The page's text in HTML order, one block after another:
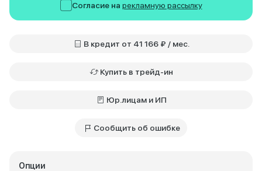
Опции
Согласие на рекламную рассылку
В кредит от 41 166 ₽ / мес.
Купить в трейд-ин
Юр.лицам и ИП
Сообщить об ошибке